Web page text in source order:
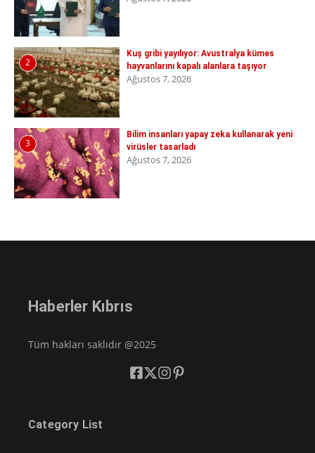
2
Kuş gribi yayılıyor: Avustralya kümes
hayvanlarını kapalı alanlara taşıyor
Ağustos 7, 2026
3
Bilim insanları yapay zeka kullanarak yeni
virüsler tasarladı
Ağustos 7, 2026
Haberler Kıbrıs
Tüm hakları saklıdır @2025
Category List